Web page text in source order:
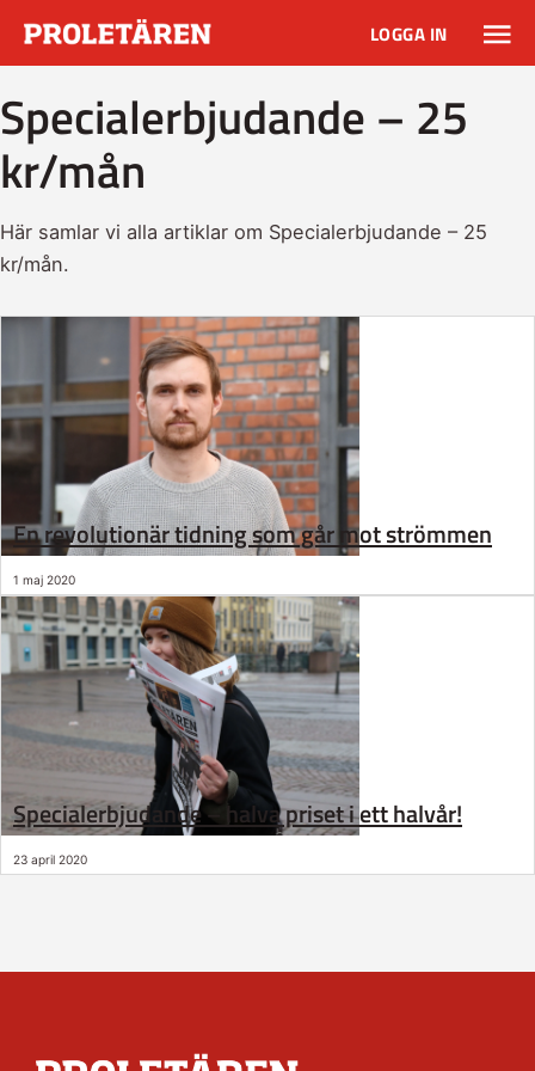
LOGGA IN
Specialerbjudande – 25
kr/mån
Här samlar vi alla artiklar om Specialerbjudande – 25
kr/mån.
En revolutionär tidning som går mot strömmen
1 maj 2020
Specialerbjudande – halva priset i ett halvår!
23 april 2020